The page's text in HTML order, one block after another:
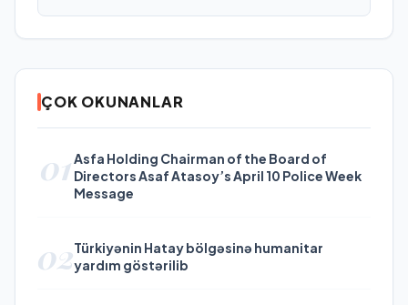
ÇOK OKUNANLAR
01Asfa Holding Chairman of the Board of
Directors Asaf Atasoy’s April 10 Police Week
Message
02Türkiyənin Hatay bölgəsinə humanitar
yardım göstərilib